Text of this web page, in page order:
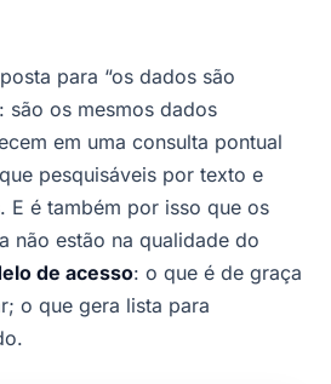
para “os dados são
são os mesmos dados
em uma consulta pontual
pesquisáveis por texto e
E é também por isso que os
não estão na qualidade do
de acesso: o que é de graça
o que gera lista para